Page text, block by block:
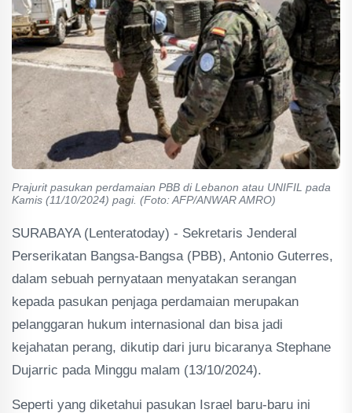
Prajurit pasukan perdamaian PBB di Lebanon atau UNIFIL pada
Kamis (11/10/2024) pagi. (Foto: AFP/ANWAR AMRO)
SURABAYA (Lenteratoday) - Sekretaris Jenderal
Perserikatan Bangsa-Bangsa (PBB), Antonio Guterres,
dalam sebuah pernyataan menyatakan serangan
kepada pasukan penjaga perdamaian merupakan
pelanggaran hukum internasional dan bisa jadi
kejahatan perang, dikutip dari juru bicaranya Stephane
Dujarric pada Minggu malam (13/10/2024).
Seperti yang diketahui pasukan Israel baru-baru ini